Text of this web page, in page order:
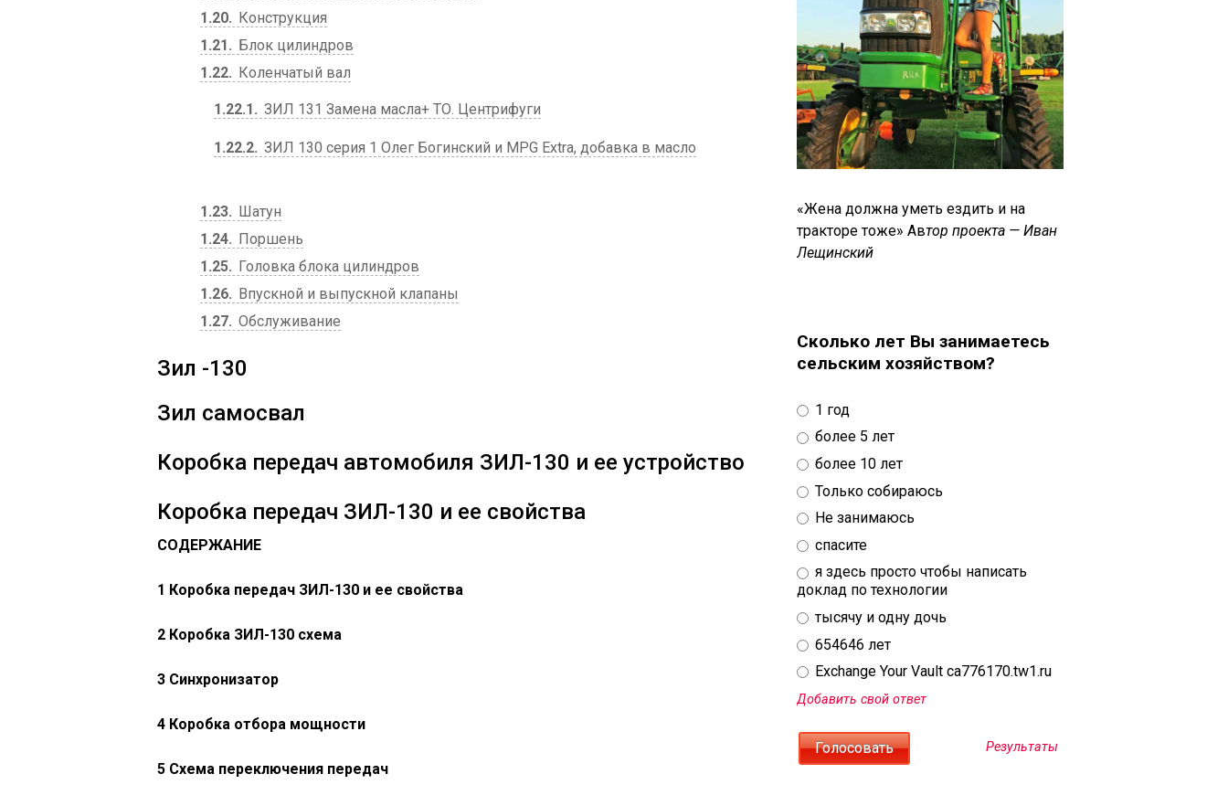
1.20
Конструкция
1.21
Блок цилиндров
1.22
Коленчатый вал
1.22.1 ЗИЛ 131 Замена масла+ ТО. Центрифуги
1.22.2 ЗИЛ 130 серия 1 Олег Богинский и MPG Extra, добавка в масло
1.23
Шатун
1.24
Поршень
1.25
Головка блока цилиндров
1.26
Впускной и выпускной клапаны
1.27 Обслуживание
Зил -130
Зил самосвал
Коробка передач автомобиля ЗИЛ-130 и ее устройство
Коробка передач ЗИЛ-130 и ее свойства
СОДЕРЖАНИЕ
1 Коробка передач ЗИЛ-130 и ее свойства
2 Коробка ЗИЛ-130 схема
3 Синхронизатор
4 Коробка отбора мощности
5 Схема переключения передач
«Жена должна уметь ездить и на
тракторе тоже» Автор проекта — Иван
Лещинский
Сколько лет Вы занимаетесь
сельским хозяйством?
1 год
более 5 лет
более 10 лет
Только собираюсь
Не занимаюсь
спасите
я здесь просто чтобы написать
доклад по технологии
тысячу и одну дочь
654646 лет
Exchange Your Vault ca776170.tw1.ru
Добавить свой ответ
Результаты